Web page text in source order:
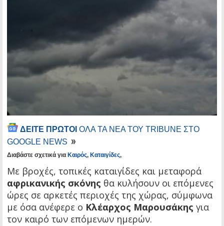
ΔΕΙΤΕ ΠΡΩΤΟΙ ΟΛΑ ΤΑ ΝΕΑ ΤΟΥ TRIBUNE ΣΤΟ
GOOGLE NEWS
Διαβάστε σχετικά για Καιρός, Καταιγίδες,
Με βροχές, τοπικές καταιγίδες και μεταφορά
αφρικανικής σκόνης θα κυλήσουν οι επόμενες
ώρες σε αρκετές περιοχές της χώρας, σύμφωνα
με όσα ανέφερε ο Κλέαρχος Μαρουσάκης για
τον καιρό των επόμενων ημερών.